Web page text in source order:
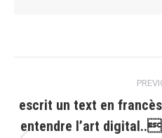
navigation
escrit un text en
entendre l’art